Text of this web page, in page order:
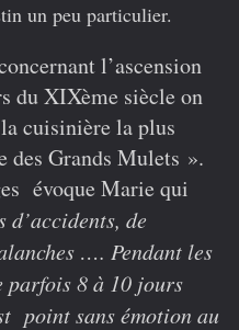
un peu particulier.
l’ascension
du XIXème siècle on
cuisinière la plus
des Grands Mulets ».
évoque Marie qui
de
…. Pendant les
parfois 8 à 10 jours
point sans émotion au